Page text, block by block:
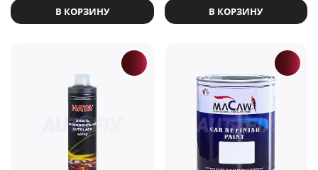
В КОРЗИНУ В КОРЗИНУ